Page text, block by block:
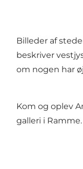
Billeder af
beskriver
om nogen har
Kom og oplev
galleri i Ramme.